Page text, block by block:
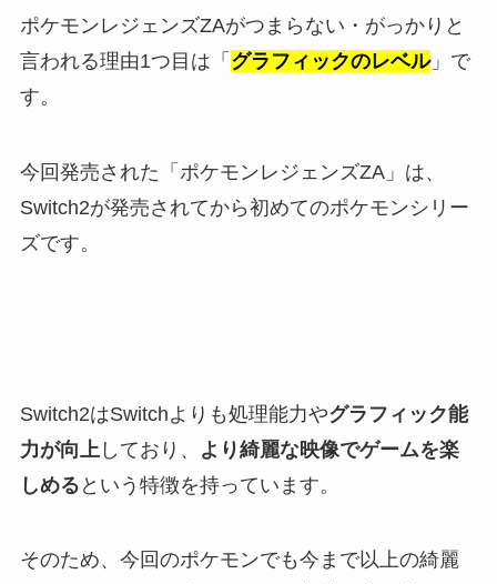
ポケモンレジェンズZAがつまらない・がっかりと
言われる理由1つ目は「 グラフィックのレベル」で
す。
今回発売された「ポケモンレジェンズZA」は、
Switch2が発売されてから初めてのポケモンシリー
ズです。
Switch2はSwitchよりも処理能力やグラフィック能
力が向上 しており、
より綺麗な映像でゲームを楽
しめる という特徴を持っています。
そのため、今回のポケモンでも今まで以上の綺麗